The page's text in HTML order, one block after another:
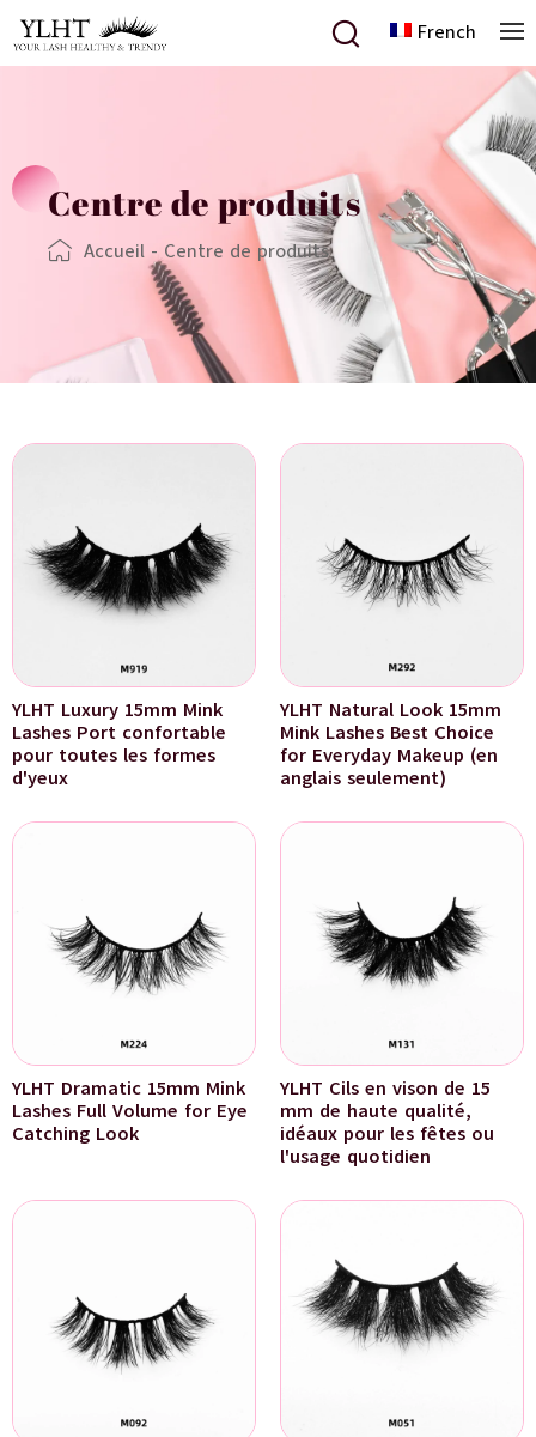
French
Centre de produits
Accueil - Centre de produits
YLHT Luxury 15mm Mink
Lashes Port confortable
pour toutes les formes
d'yeux
YLHT Natural Look 15mm
Mink Lashes Best Choice
for Everyday Makeup (en
anglais seulement)
YLHT Dramatic 15mm Mink
Lashes Full Volume for Eye
Catching Look
YLHT Cils en vison de 15
mm de haute qualité,
idéaux pour les fêtes ou
l'usage quotidien